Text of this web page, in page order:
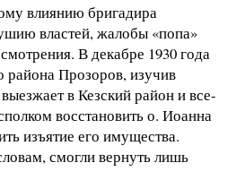
влиянию бригадира
властей, жалобы «попа»
В декабре 1930 года
района Прозоров, изучив
в Кезский район и все-
восстановить о. Иоанна
изъятие его имущества.
смогли вернуть лишь